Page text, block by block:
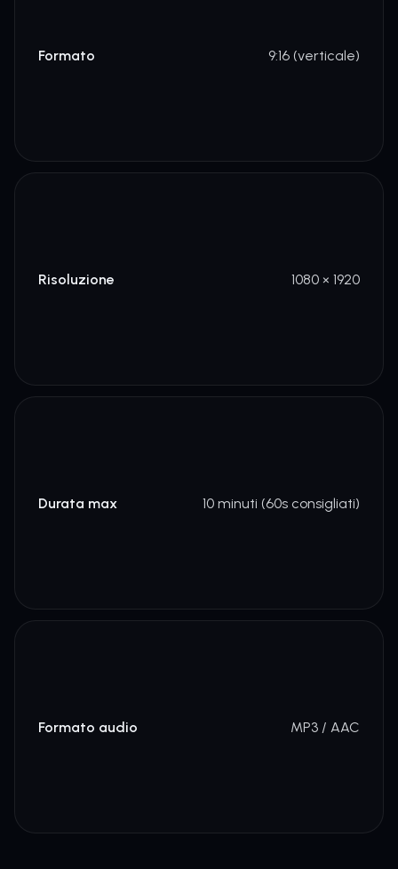
Formato 9:16 (verticale)
Risoluzione 1080 × 1920
Durata max 10 minuti (60s consigliati)
Formato audio MP3 / AAC